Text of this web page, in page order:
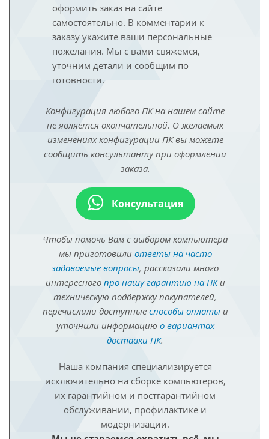
оформить заказ на сайте
самостоятельно. В комментарии к
заказу укажите ваши персональные
пожелания. Мы с вами свяжемся,
уточним детали и сообщим по
готовности.
Конфигурация любого ПК на нашем сайте
не является окончательной. О желаемых
изменениях конфигурации ПК вы можете
сообщить консультанту при оформлении
заказа.
Консультация
Чтобы помочь Вам с выбором компьютера
мы приготовили ответы на часто
задаваемые вопросы, рассказали много
интересного про нашу гарантию на ПКи
техническую поддержку покупателей,
перечислили доступные способы оплатыи
уточнили информацию о вариантах
доставки ПК.
Наша компания специализируется
исключительно на сборке компьютеров,
их гарантийном и постгарантийном
обслуживании, профилактике и
модернизации.